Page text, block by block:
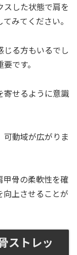
した状態で肩を
みてください。
る方もいるでし
です。
寄せるように意識
可動域が広がりま
甲骨の柔軟性を確
上させることが
ストレッ